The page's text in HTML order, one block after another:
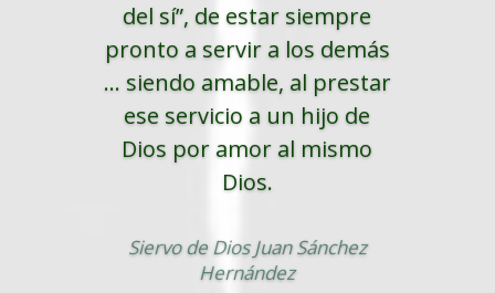
del sí”, de estar siempre
pronto a servir a los demás
... siendo amable, al prestar
ese servicio a un hijo de
Dios por amor al mismo
Dios.
Siervo de Dios Juan Sánchez
Hernández